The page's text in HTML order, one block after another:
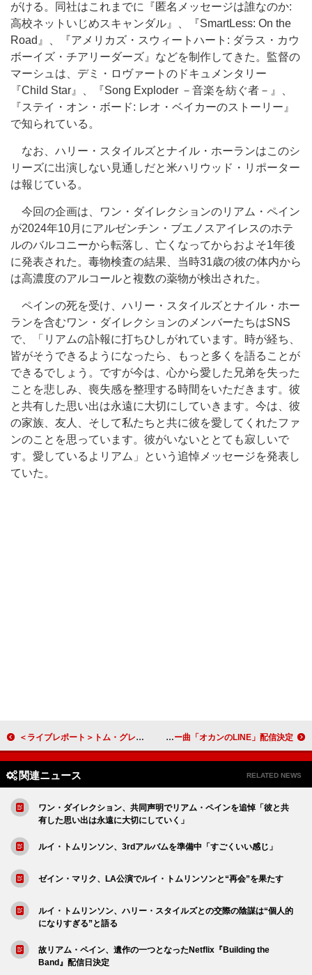
がける。同社はこれまでに『匿名メッセージは誰なのか:
高校ネットいじめスキャンダル』、『SmartLess: On the
Road』、『アメリカズ・スウィートハート: ダラス・カウ
ボーイズ・チアリーダーズ』などを制作してきた。監督の
マーシュは、デミ・ロヴァートのドキュメンタリー
『Child Star』、『Song Exploder －音楽を紡ぐ者－』、
『ステイ・オン・ボード: レオ・ベイカーのストーリー』
で知られている。
なお、ハリー・スタイルズとナイル・ホーランはこのシ
リーズに出演しない見通しだと米ハリウッド・リポーター
は報じている。
今回の企画は、ワン・ダイレクションのリアム・ペイン
が2024年10月にアルゼンチン・ブエノスアイレスのホテ
ルのバルコニーから転落し、亡くなってからおよそ1年後
に発表された。毒物検査の結果、当時31歳の彼の体内から
は高濃度のアルコールと複数の薬物が検出された。
ペインの死を受け、ハリー・スタイルズとナイル・ホー
ランを含むワン・ダイレクションのメンバーたちはSNS
で、「リアムの訃報に打ちひしがれています。時が経ち、
皆がそうできるようになったら、もっと多くを語ることが
できるでしょう。ですが今は、心から愛した兄弟を失った
ことを悲しみ、喪失感を整理する時間をいただきます。彼
と共有した思い出は永遠に大切にしていきます。今は、彼
の家族、友人、そして私たちと共に彼を愛してくれたファ
ンのことを思っています。彼がいないととても寂しいで
す。愛しているよリアム」という追悼メッセージを発表し
ていた。
＜ライブレポート＞トム・グレナン初単独公演で魅せた、進化し続ける表現者の姿──力強い声に宿る人生の輝き 霜降り明星・せいや「夢は紅白！」、本名“石川晟也”名義でデビュー曲「オカンのLINE」配信決定
関連ニュース RELATED NEWS
ワン・ダイレクション、共同声明でリアム・ペインを追悼「彼と共
有した思い出は永遠に大切にしていく」
ルイ・トムリンソン、3rdアルバムを準備中「すごくいい感じ」
ゼイン・マリク、LA公演でルイ・トムリンソンと“再会”を果たす
ルイ・トムリンソン、ハリー・スタイルズとの交際の陰謀は“個人的
になりすぎる”と語る
故リアム・ペイン、遺作の一つとなったNetflix『Building the
Band』配信日決定